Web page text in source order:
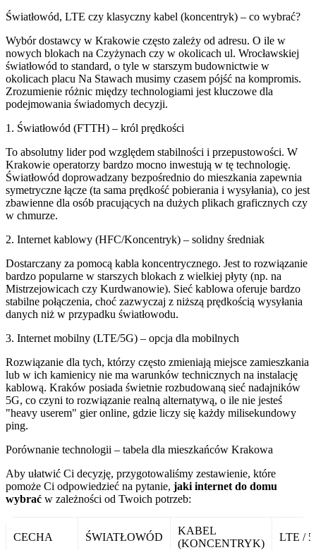
Światłowód, LTE czy klasyczny kabel (koncentryk) – co wybrać?
Wybór dostawcy w Krakowie często zależy od adresu. O ile w
nowych blokach na Czyżynach czy w okolicach ul. Wrocławskiej
światłowód to standard, o tyle w starszym budownictwie w
okolicach placu Na Stawach musimy czasem pójść na kompromis.
Zrozumienie różnic między technologiami jest kluczowe dla
podejmowania świadomych decyzji.
1. Światłowód (FTTH) – król prędkości
To absolutny lider pod względem stabilności i przepustowości. W
Krakowie operatorzy bardzo mocno inwestują w tę technologię.
Światłowód doprowadzany bezpośrednio do mieszkania zapewnia
symetryczne łącze (ta sama prędkość pobierania i wysyłania), co jest
zbawienne dla osób pracujących na dużych plikach graficznych czy
w chmurze.
2. Internet kablowy (HFC/Koncentryk) – solidny średniak
Dostarczany za pomocą kabla koncentrycznego. Jest to rozwiązanie
bardzo popularne w starszych blokach z wielkiej płyty (np. na
Mistrzejowicach czy Kurdwanowie). Sieć kablowa oferuje bardzo
stabilne połączenia, choć zazwyczaj z niższą prędkością wysyłania
danych niż w przypadku światłowodu.
3. Internet mobilny (LTE/5G) – opcja dla mobilnych
Rozwiązanie dla tych, którzy często zmieniają miejsce zamieszkania
lub w ich kamienicy nie ma warunków technicznych na instalację
kablową. Kraków posiada świetnie rozbudowaną sieć nadajników
5G, co czyni to rozwiązanie realną alternatywą, o ile nie jesteś
"heavy userem" gier online, gdzie liczy się każdy milisekundowy
ping.
Porównanie technologii – tabela dla mieszkańców Krakowa
Aby ułatwić Ci decyzję, przygotowaliśmy zestawienie, które
pomoże Ci odpowiedzieć na pytanie, jaki internet do domu
wybrać w zależności od Twoich potrzeb:
CECHA ŚWIATŁOWÓD
KABEL
(KONCENTRYK)
LTE /